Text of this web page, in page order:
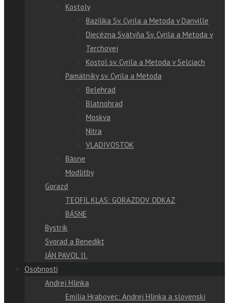
Kostoly
Bazilika Sv. Cyrila a Metoda v Danville
Diecézna Svätyňa Sv. Cyrila a Metoda v
Terchovej
Kostol sv. Cyrila a Metoda v Selciach
Pamätníky sv. Cyrila a Metoda
Belehrad
Blatnohrad
Moskva
Nitra
VLADIVOSTOK
Básne
Modlitby
Gorazd
TEOFIL KLAS: GORAZDOV ODKAZ
BÁSNE
Bystrík
Svorad a Benedikt
JÁN PAVOL II.
Osobnosti
Andrej Hlinka
Emília Hrabovec: Andrej Hlinka a slovenskí